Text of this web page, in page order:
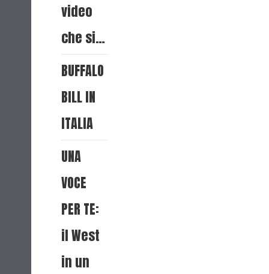
video
che si…
BUFFALO
BILL IN
ITALIA
UNA
VOCE
PER TE:
il West
in un